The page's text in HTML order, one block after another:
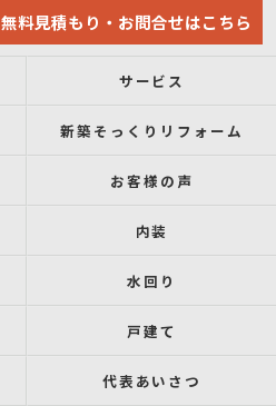
無料見積もり・お問合せはこちら
サービス
新築そっくりリフォーム
お客様の声
内装
水回り
戸建て
代表あいさつ